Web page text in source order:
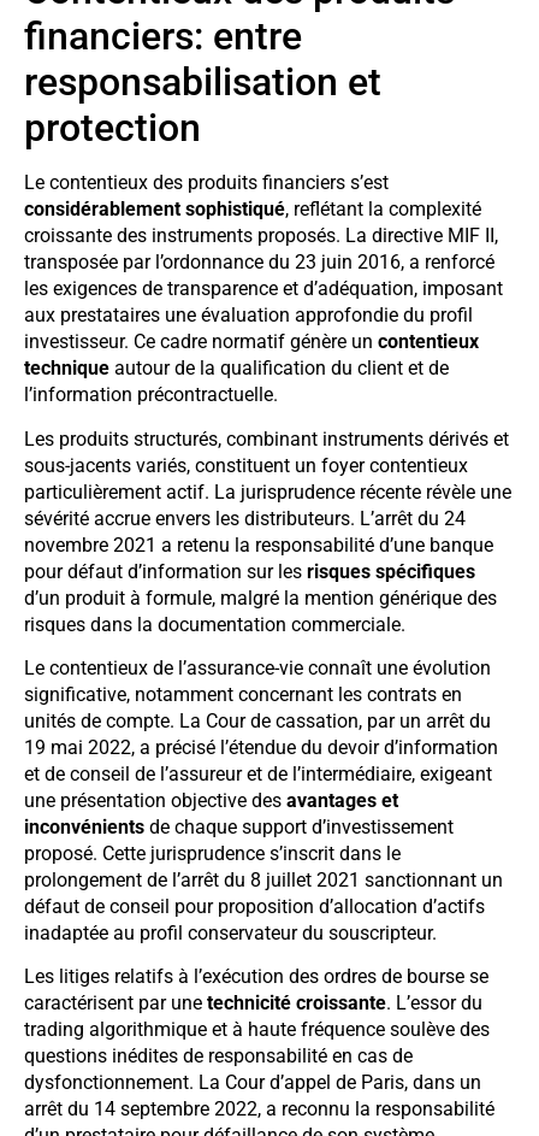
financiers: entre
responsabilisation et
protection
Le contentieux des produits financiers s’est
considérablement sophistiqué, reflétant la complexité
croissante des instruments proposés. La directive MIF II,
transposée par l’ordonnance du 23 juin 2016, a renforcé
les exigences de transparence et d’adéquation, imposant
aux prestataires une évaluation approfondie du profil
investisseur. Ce cadre normatif génère un contentieux
technique autour de la qualification du client et de
l’information précontractuelle.
Les produits structurés, combinant instruments dérivés et
sous-jacents variés, constituent un foyer contentieux
particulièrement actif. La jurisprudence récente révèle une
sévérité accrue envers les distributeurs. L’arrêt du 24
novembre 2021 a retenu la responsabilité d’une banque
pour défaut d’information sur les risques spécifiques
d’un produit à formule, malgré la mention générique des
risques dans la documentation commerciale.
Le contentieux de l’assurance-vie connaît une évolution
significative, notamment concernant les contrats en
unités de compte. La Cour de cassation, par un arrêt du
19 mai 2022, a précisé l’étendue du devoir d’information
et de conseil de l’assureur et de l’intermédiaire, exigeant
une présentation objective des avantages et
inconvénients de chaque support d’investissement
proposé. Cette jurisprudence s’inscrit dans le
prolongement de l’arrêt du 8 juillet 2021 sanctionnant un
défaut de conseil pour proposition d’allocation d’actifs
inadaptée au profil conservateur du souscripteur.
Les litiges relatifs à l’exécution des ordres de bourse se
caractérisent par une technicité croissante. L’essor du
trading algorithmique et à haute fréquence soulève des
questions inédites de responsabilité en cas de
dysfonctionnement. La Cour d’appel de Paris, dans un
arrêt du 14 septembre 2022, a reconnu la responsabilité